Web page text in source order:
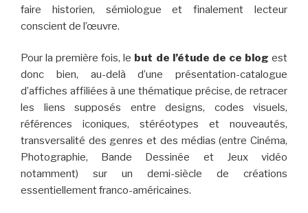
faire historien, sémiologue et finalement lecteur
conscient de l’œuvre.
Pour la première fois, le but de l’étude de ce blog est
donc bien, au-delà d’une présentation-catalogue
d’affiches affiliées à une thématique précise, de retracer
les liens supposés entre designs, codes visuels,
références iconiques, stéréotypes et nouveautés,
transversalité des genres et des médias (entre Cinéma,
Photographie, Bande Dessinée et Jeux vidéo
notamment) sur un demi-siècle de créations
essentiellement franco-américaines.